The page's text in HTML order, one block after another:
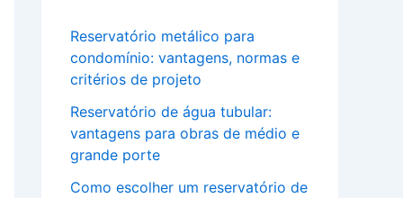
Reservatório metálico para
condomínio: vantagens, normas e
critérios de projeto
Reservatório de água tubular:
vantagens para obras de médio e
grande porte
Como escolher um reservatório de